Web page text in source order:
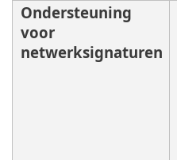
Ondersteuning
voor
netwerksignaturen